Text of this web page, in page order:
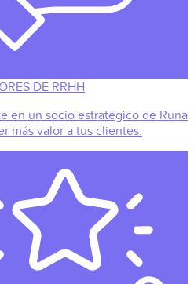
DE RRHH
en un socio estratégico de Runa
más valor a tus clientes.